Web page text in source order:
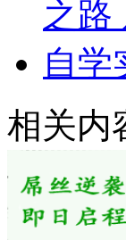
相关内